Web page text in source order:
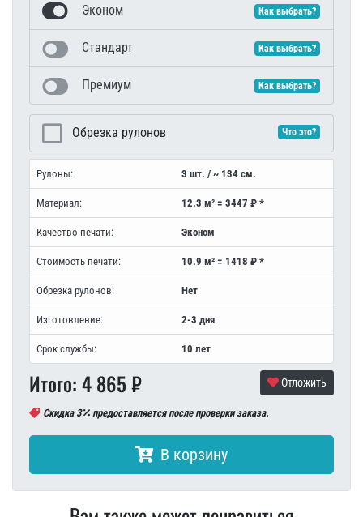
Эконом Как выбрать?
Стандарт Как выбрать?
Премиум Как выбрать?
Обрезка рулонов Что это?
Рулоны: 3 шт. / ~ 134 см.
Материал: 12.3 м² = 3447 ₽ *
Качество печати: Эконом
Стоимость печати: 10.9 м² = 1418 ₽ *
Обрезка рулонов: Нет
Изготовление: 2-3 дня
Срок службы: 10 лет
Итого:4 865₽ Отложить
Скидка 3 предоставляется после проверки заказа.
В корзину